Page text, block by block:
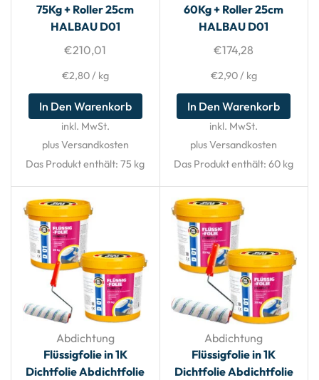
75Kg + Roller 25cm
HALBAU D01
€210,01
€2,80/ kg
In Den Warenkorb
inkl. MwSt.
plus Versandkosten
Das Produkt enthält: 75 kg
60Kg + Roller 25cm
HALBAU D01
€174,28
€2,90/ kg
In Den Warenkorb
inkl. MwSt.
plus Versandkosten
Das Produkt enthält: 60 kg
Abdichtung
Flüssigfolie in 1K
Dichtfolie Abdichtfolie
Abdichtung
Flüssigfolie in 1K
Dichtfolie Abdichtfolie